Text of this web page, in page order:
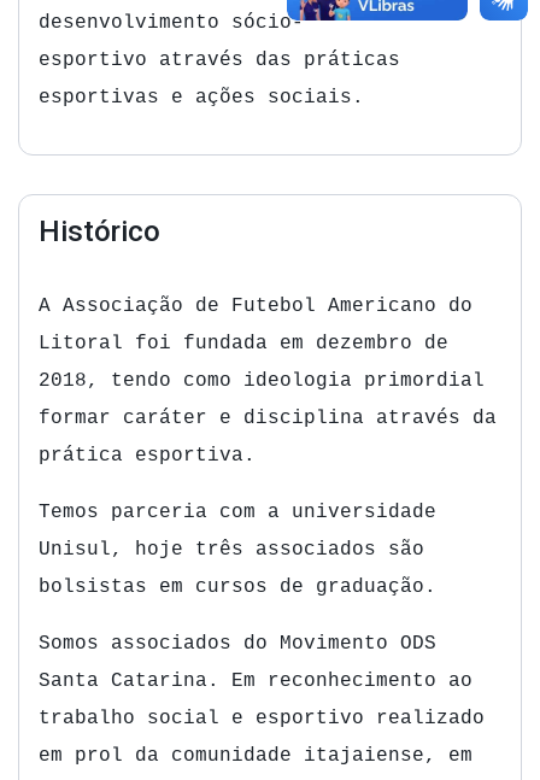
desenvolvimento sócio-
esportivo através das práticas
esportivas e ações sociais.
Histórico
A Associação de Futebol Americano do
Litoral foi fundada em dezembro de
2018, tendo como ideologia primordial
formar caráter e disciplina através da
prática esportiva.
Temos parceria com a universidade
Unisul, hoje três associados são
bolsistas em cursos de graduação.
Somos associados do Movimento ODS
Santa Catarina. Em reconhecimento ao
trabalho social e esportivo realizado
em prol da comunidade itajaiense, em